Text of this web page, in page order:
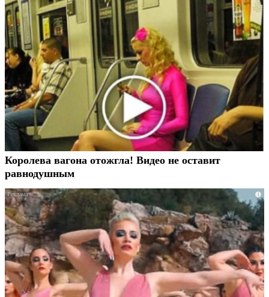
Королева вагона отожгла! Видео не оставит
равнодушным
i